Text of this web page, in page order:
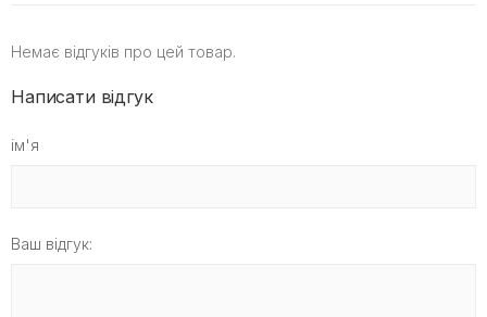
Немає відгуків про цей товар.
Написати відгук
ім'я
Ваш відгук: